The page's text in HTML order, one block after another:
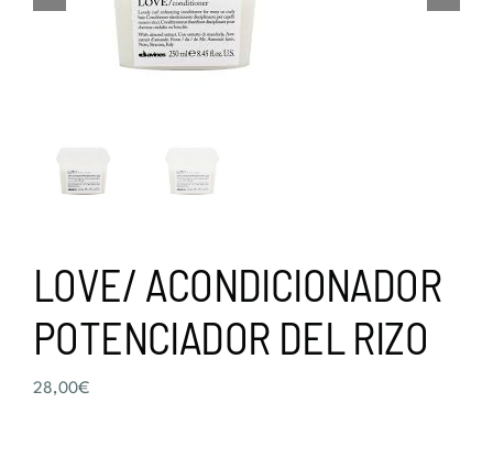
LOVE/ ACONDICIONADOR
POTENCIADOR DEL RIZO
28,00€